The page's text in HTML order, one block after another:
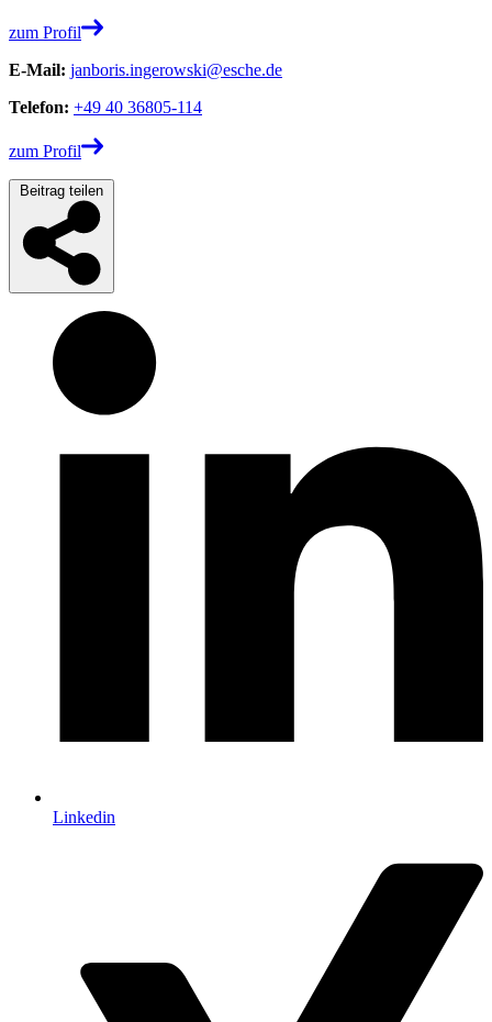
zum Profil
E-Mail: janboris.ingerowski@esche.de
Telefon: +49 40 36805-114
zum Profil
Beitrag teilen
Linkedin